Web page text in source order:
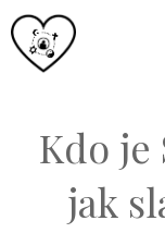
Přeskočit
na
Kdo je
jak